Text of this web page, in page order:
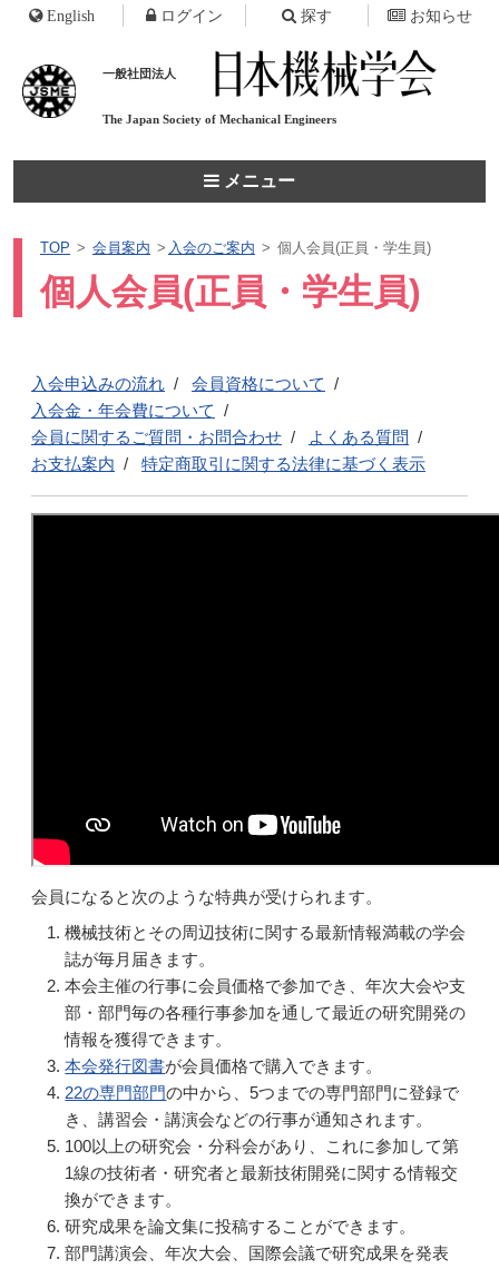
一般社団法人
The Japan Society of Mechanical Engineers
メニュー
English ログイン 探す お知らせ
TOP 会員案内 入会のご案内 個人会員(正員・学生員)
個人会員(正員・学生員)
入会申込みの流れ
会員資格について
入会金・年会費について
会員に関するご質問・お問合わせ
よくある質問
お支払案内
特定商取引に関する法律に基づく表示
会員になると次のような特典が受けられます。
機械技術とその周辺技術に関する最新情報満載の学会
誌が毎月届きます。
本会主催の行事に会員価格で参加でき、年次大会や支
部・部門毎の各種行事参加を通して最近の研究開発の
情報を獲得できます。
本会発行図書が会員価格で購入できます。
22の専門部門の中から、5つまでの専門部門に登録で
き、講習会・講演会などの行事が通知されます。
100以上の研究会・分科会があり、これに参加して第
1線の技術者・研究者と最新技術開発に関する情報交
換ができます。
研究成果を論文集に投稿することができます。
部門講演会、年次大会、国際会議で研究成果を発表